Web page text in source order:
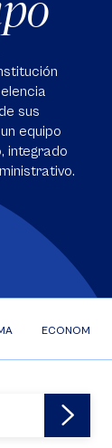
sus
equipo
integrado